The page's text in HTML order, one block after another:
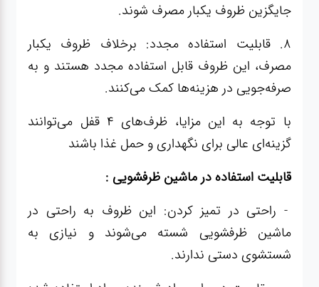
جایگزین ظروف یکبار مصرف شوند.
8. قابلیت استفاده مجدد: برخلاف ظروف یکبار
مصرف، این ظروف قابل استفاده مجدد هستند و به
صرفه‌جویی در هزینه‌ها کمک می‌کنند.
با توجه به این مزایا، ظرف‌های ۴ قفل می‌توانند
گزینه‌ای عالی برای نگهداری و حمل غذا باشند
قابلیت استفاده در ماشین ظرفشویی :
- راحتی در تمیز کردن: این ظروف به راحتی در
ماشین ظرفشویی شسته می‌شوند و نیازی به
شستشوی دستی ندارند.